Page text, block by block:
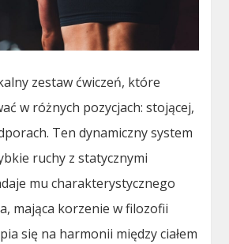
zestaw ćwiczeń, które
w różnych pozycjach: stojącej,
Ten dynamiczny system
ruchy z statycznymi
mu charakterystycznego
mająca korzenie w filozofii
się na harmonii między ciałem